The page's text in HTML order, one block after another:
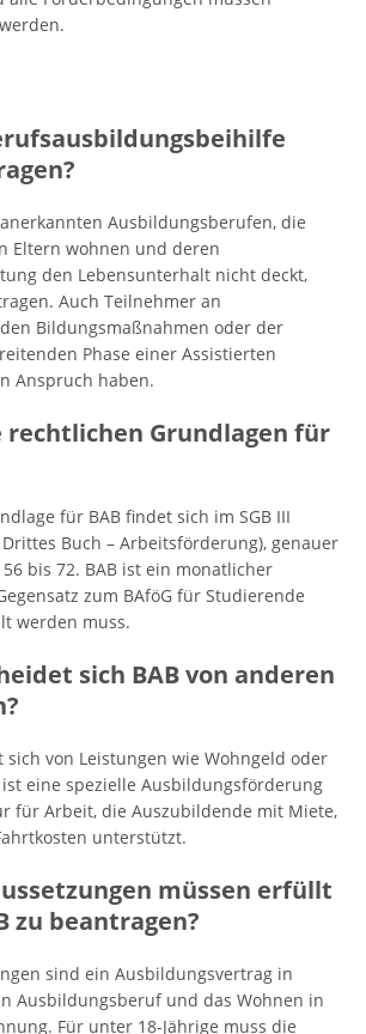
Ausbildungsberufen, die
Eltern wohnen und deren
den Lebensunterhalt nicht deckt,
Auch Teilnehmer an
Bildungsmaßnahmen oder der
Phase einer Assistierten
Anspruch haben.
rechtlichen Grundlagen für
für BAB findet sich im SGB III
Buch – Arbeitsförderung), genauer
bis 72. BAB ist ein monatlicher
zum BAföG für Studierende
werden muss.
sich BAB von anderen
sich von Leistungen wie Wohngeld oder
ist eine spezielle Ausbildungsförderung
für Arbeit, die Auszubildende mit Miete,
unterstützt.
müssen erfüllt
zu beantragen?
sind ein Ausbildungsvertrag in
Ausbildungsberuf und das Wohnen in
Für unter 18-Jährige muss die